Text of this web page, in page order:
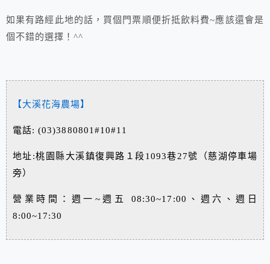
如果有路經此地的話，買個門票順便折抵飲料費~應該還會是
個不錯的選擇！^^
【大溪花海農場】
電話: (03)3880801#10#11
地址:桃園縣大溪鎮復興路１段1093巷27號（慈湖停車場
旁）
營業時間：週一~週五 08:30~17:00、週六、週日
8:00~17:30